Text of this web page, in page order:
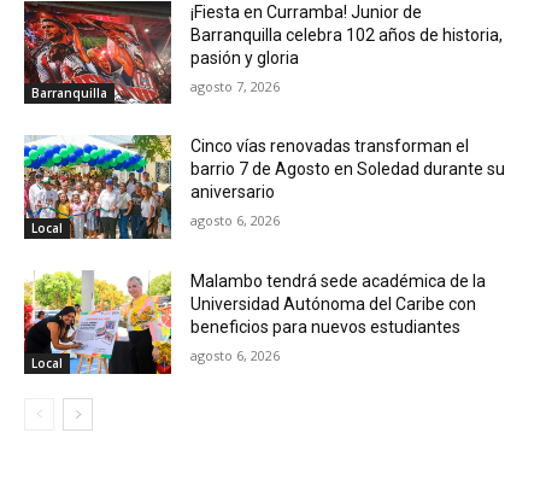
Barranquilla
¡Fiesta en Curramba! Junior de
Barranquilla celebra 102 años de historia,
pasión y gloria
agosto 7, 2026
Local
Cinco vías renovadas transforman el
barrio 7 de Agosto en Soledad durante su
aniversario
agosto 6, 2026
Local
Malambo tendrá sede académica de la
Universidad Autónoma del Caribe con
beneficios para nuevos estudiantes
agosto 6, 2026